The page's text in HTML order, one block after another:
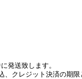
発送致します。
、クレジット決済の期